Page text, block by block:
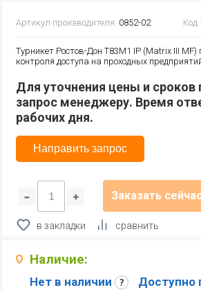
Артикул производителя: 0852-02 Код
Турникет Ростов-Дон Т83М1 IP (Matrix III MF)
контроля доступа на проходных
Для уточнения цены и сроков
запрос менеджеру. Время
рабочих дня.
Направить запрос
Заказать
в закладки сравнить
Наличие:
Нет в наличии Доступно